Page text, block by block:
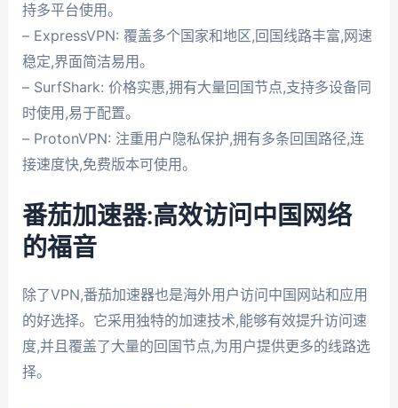
持多平台使用。
– ExpressVPN: 覆盖多个国家和地区,回国线路丰富,网速
稳定,界面简洁易用。
– SurfShark: 价格实惠,拥有大量回国节点,支持多设备同
时使用,易于配置。
– ProtonVPN: 注重用户隐私保护,拥有多条回国路径,连
接速度快,免费版本可使用。
番茄加速器:高效访问中国网络
的福音
除了VPN,番茄加速器也是海外用户访问中国网站和应用
的好选择。它采用独特的加速技术,能够有效提升访问速
度,并且覆盖了大量的回国节点,为用户提供更多的线路选
择。